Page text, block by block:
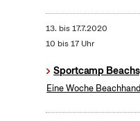
13. bis17.7.2020
10 bis 17 Uhr
Sportcamp
Eine Woche